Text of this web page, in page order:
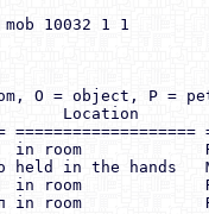
10032 1 1
O = object, P =
Location
===================
room
held in the hands
in room
in room